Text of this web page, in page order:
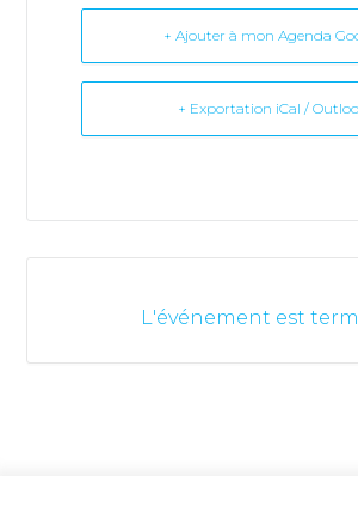
+ Ajouter à mon Agenda
+ Exportation iCal /
L'événement est